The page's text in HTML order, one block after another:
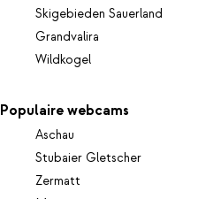
Skigebieden Sauerland
Grandvalira
Wildkogel
Populaire webcams
Aschau
Stubaier Gletscher
Zermatt